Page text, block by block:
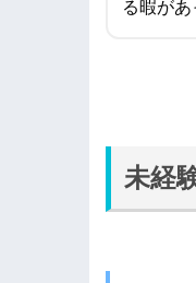
る暇があ
未経